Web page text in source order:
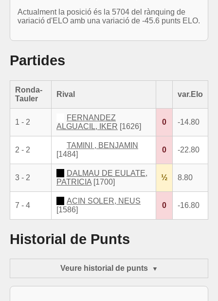
Actualment la posició és la 5704 del rànquing de
variació d'ELO amb una variació de -45.6 punts ELO.
Partides
Ronda-
Tauler
Rival var.Elo
1 - 2
FERNANDEZ
ALGUACIL, IKER [1626]
0 -14.80
2 - 2
TAMINI , BENJAMIN
[1484]
0 -22.80
3 - 2
DALMAU DE EULATE,
PATRICIA [1700]
½ 8.80
7 - 4
ACIN SOLER, NEUS
[1586]
0 -16.80
Historial de Punts
Veure historial de punts